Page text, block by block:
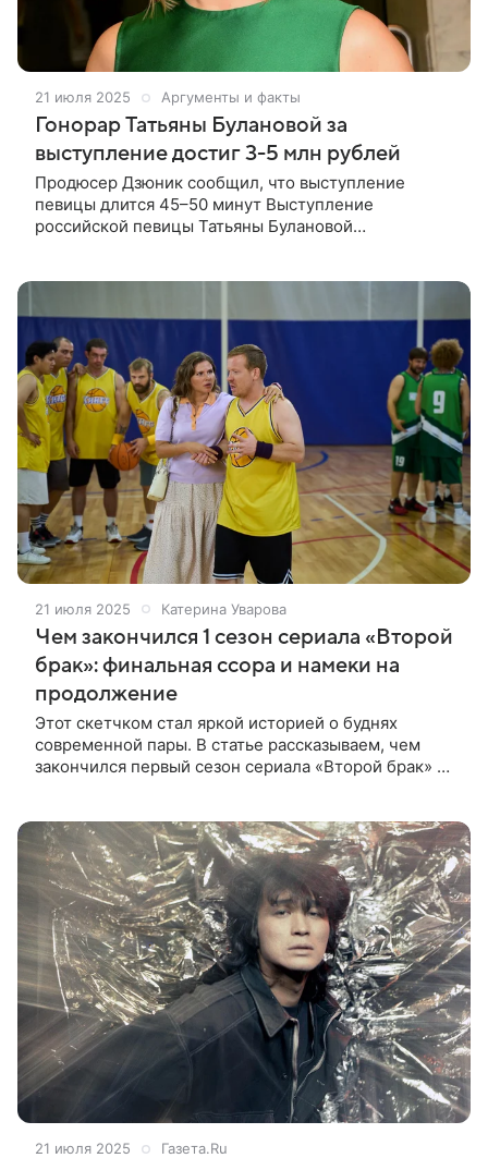
21 июля 2025 Аргументы и факты
Гонорар Татьяны Булановой за
выступление достиг 3-5 млн рублей
Продюсер Дзюник сообщил, что выступление
певицы длится 45–50 минут Выступление
российской певицы Татьяны Булановой
21 июля 2025 Катерина Уварова
Чем закончился 1 сезон сериала «Второй
брак»: финальная ссора и намеки на
продолжение
Этот скетчком стал яркой историей о буднях
современной пары. В статье рассказываем, чем
закончился первый сезон сериала «Второй брак» и
21 июля 2025 Газета.Ru